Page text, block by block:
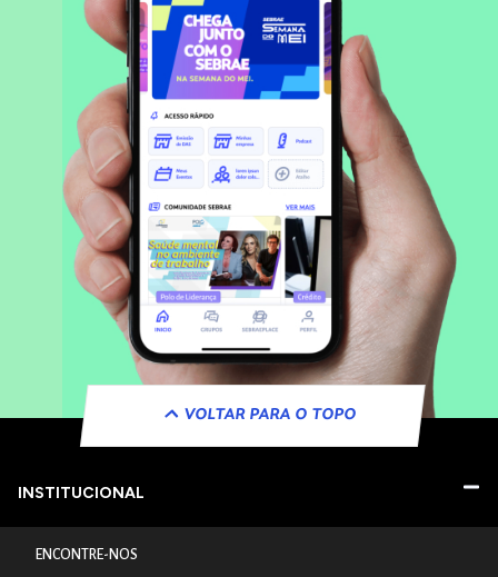
VOLTAR PARA O TOPO
INSTITUCIONAL
ENCONTRE-NOS